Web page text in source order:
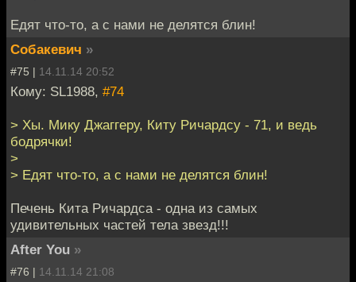
Едят что-то, а с нами не делятся блин!
Собакевич »
#75 | 14.11.14 20:52
Кому: SL1988, #74
> Хы. Мику Джаггеру, Киту Ричардсу - 71, и ведь
бодрячки!
>
> Едят что-то, а с нами не делятся блин!
Печень Кита Ричардса - одна из самых
удивительных частей тела звезд!!!
After You »
#76 | 14.11.14 21:08